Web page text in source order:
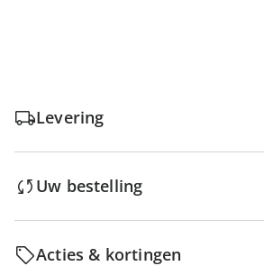
Levering
Uw bestelling
Acties & kortingen